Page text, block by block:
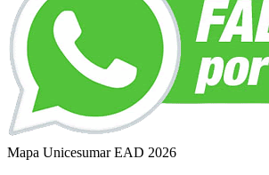
Mapa Unicesumar EAD 2026